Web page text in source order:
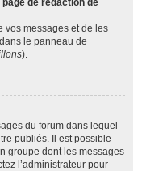
de rédaction de
vos messages et de les
le panneau de
).
du forum dans lequel
publiés. Il est possible
groupe dont les messages
l’administrateur pour